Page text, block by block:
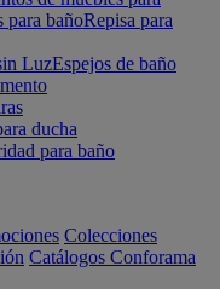
para bañoRepisa para
LuzEspejos de baño
ducha
para baño
Colecciones
Catálogos Conforama